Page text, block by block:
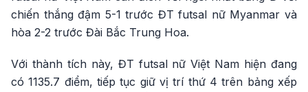
chiến thắng đậm 5-1 trước ĐT futsal nữ Myanmar và
hòa 2-2 trước Đài Bắc Trung Hoa.
Với thành tích này, ĐT futsal nữ Việt Nam hiện đang
có 1135.7 điểm, tiếp tục giữ vị trí thứ 4 trên bảng xếp